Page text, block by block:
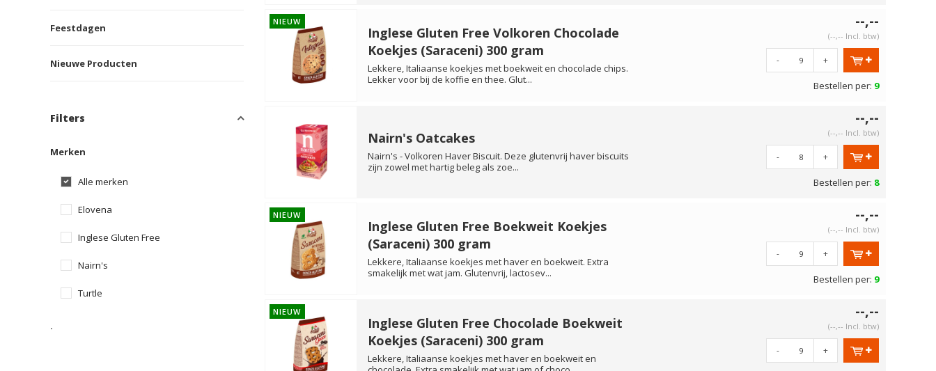
Feestdagen
Nieuwe Producten
Filters
Merken
Alle merken
Elovena
Inglese Gluten Free
Nairn's
Turtle
.
NIEUW
Inglese Gluten Free Volkoren Chocolade
Koekjes (Saraceni) 300 gram
Lekkere, Italiaanse koekjes met boekweit en chocolade chips.
Lekker voor bij de koffie en thee. Glut...
--,--
(--,-- Incl. btw)
- +
Bestellen per: 9
Nairn's Oatcakes
Nairn's - Volkoren Haver Biscuit. Deze glutenvrij haver biscuits
zijn zowel met hartig beleg als zoe...
--,--
(--,-- Incl. btw)
- +
Bestellen per: 8
NIEUW
Inglese Gluten Free Boekweit Koekjes
(Saraceni) 300 gram
Lekkere, Italiaanse koekjes met haver en boekweit. Extra
smakelijk met wat jam. Glutenvrij, lactosev...
--,--
(--,-- Incl. btw)
- +
Bestellen per: 9
NIEUW
Inglese Gluten Free Chocolade Boekweit
Koekjes (Saraceni) 300 gram
Lekkere, Italiaanse koekjes met haver en boekweit en
--,--
(--,-- Incl. btw)
- +